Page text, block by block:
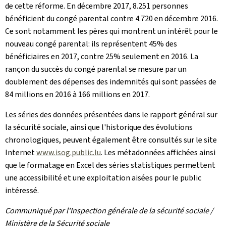
de cette réforme. En décembre 2017, 8.251 personnes
bénéficient du congé parental contre 4.720 en décembre 2016.
Ce sont notamment les pères qui montrent un intérêt pour le
nouveau congé parental: ils représentent 45% des
bénéficiaires en 2017, contre 25% seulement en 2016. La
rançon du succès du congé parental se mesure par un
doublement des dépenses des indemnités qui sont passées de
84 millions en 2016 à 166 millions en 2017.
Les séries des données présentées dans le rapport général sur
la sécurité sociale, ainsi que l'historique des évolutions
chronologiques, peuvent également être consultés sur le site
Internetwww.isog.public.lu. Les métadonnées affichées ainsi
que le formatage en Excel des séries statistiques permettent
une accessibilité et une exploitation aisées pour le public
intéressé.
Communiqué par l'Inspection générale de la sécurité sociale /
Ministère de la Sécurité sociale